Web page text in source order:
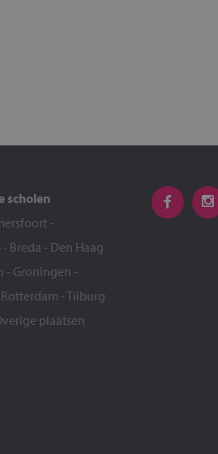
scholen
-
- Breda - Den Haag
- Groningen -
Rotterdam -Tilburg
plaatsen